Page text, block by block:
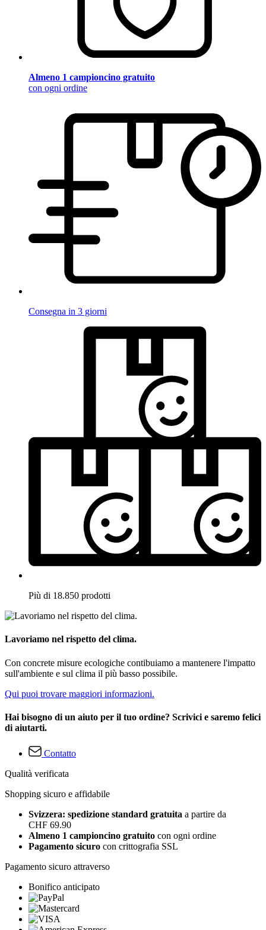
Almeno 1 campioncino gratuito
con ogni ordine
Consegna in 3 giorni
Più di 18.850 prodotti
Lavoriamo nel rispetto del clima.
Con concrete misure ecologiche contibuiamo a mantenere l'impatto
sull'ambiente e sul clima il più basso possibile.
Qui puoi trovare maggiori informazioni.
Hai bisogno di un aiuto per il tuo ordine? Scrivici e saremo felici
di aiutarti.
Contatto
Qualità verificata
Shopping sicuro e affidabile
Svizzera: spedizione standard gratuita a partire da
CHF 69.90
Almeno 1 campioncino gratuito con ogni ordine
Pagamento sicuro con crittografia SSL
Pagamento sicuro attraverso
Bonifico anticipato